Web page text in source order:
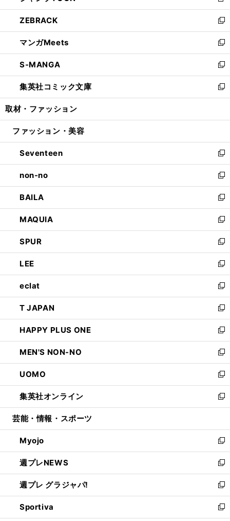
開
く
ウ
で
開
く
ン
ド
ウ
で
開
く
ウ
ィ
ン
ド
ウ
で
開
く
し
い
ウ
ィ
ン
ド
ウ
で
開
ZEBRACK
新
し
い
ウ
ィ
ン
ド
ウ
開
マンガMeets
新
し
い
ウ
ィ
ン
ウ
開
く
S-MANGA
新
し
い
ウ
ン
ウ
で
開
く
集英社コミック文庫
新
し
ウ
ン
ド
ウ
で
開
く
取材・ファッション
ファッション・美容
Seventeen
新
し
い
ウ
ィ
ン
ド
ウ
で
開
く
non-no
新
し
い
ウ
ィ
ン
ド
ウ
で
開
く
BAILA
新
し
い
ウ
ィ
ン
ド
ウ
で
開
く
MAQUIA
新
し
い
ウ
ィ
ン
ド
ウ
で
開
く
SPUR
新
し
い
ウ
ィ
ン
ド
ウ
で
開
く
LEE
新
し
い
ウ
ィ
ン
ド
ウ
で
開
く
eclat
新
し
い
ウ
ィ
ン
ド
ウ
で
開
く
T JAPAN
新
し
い
ウ
ィ
ン
ド
ウ
で
開
HAPPY PLUS ONE
新
し
い
ウ
ィ
ン
ド
ウ
開
く
MEN'S NON-NO
新
し
い
ウ
ィ
ン
ウ
で
開
く
UOMO
新
し
い
ウ
ン
ド
ウ
で
開
く
集英社オンライン
新
し
ウ
ィ
ン
ド
ウ
で
開
く
芸能・情報・スポーツ
Myojo
新
し
い
ウ
ィ
ン
ド
ウ
週プレNEWS
新
し
い
ウ
ィ
ン
週プレ グラジャパ!
新
し
い
Sportiva
新